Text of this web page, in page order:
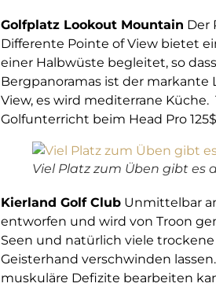
Golfplatz Lookout Mountain Der
Differente Pointe of View bietet
einer Halbwüste begleitet, so
Bergpanoramas ist der
View, es wird mediterrane Küche.
Golfunterricht beim Head Pro
Viel Platz zum Üben gibt es
Kierland Golf Club Unmittelbar
entworfen und wird von Troon
Seen und natürlich viele
Geisterhand verschwinden
muskuläre Defizite bearbeiten